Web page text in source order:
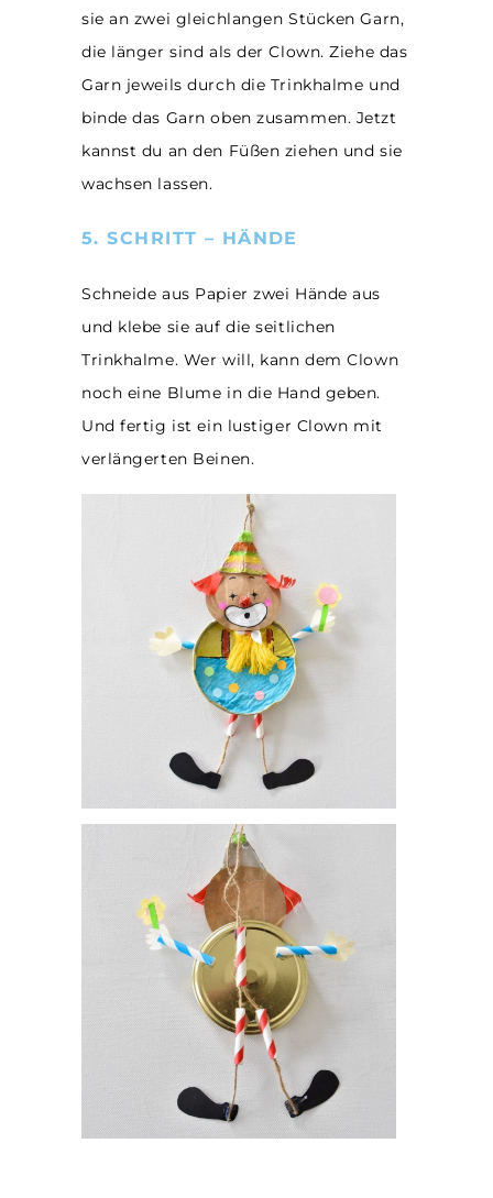
sie an zwei gleichlangen Stücken Garn,
die länger sind als der Clown. Ziehe das
Garn jeweils durch die Trinkhalme und
binde das Garn oben zusammen. Jetzt
kannst du an den Füßen ziehen und sie
wachsen lassen.
5. SCHRITT – HÄNDE
Schneide aus Papier zwei Hände aus
und klebe sie auf die seitlichen
Trinkhalme. Wer will, kann dem Clown
noch eine Blume in die Hand geben.
Und fertig ist ein lustiger Clown mit
verlängerten Beinen.